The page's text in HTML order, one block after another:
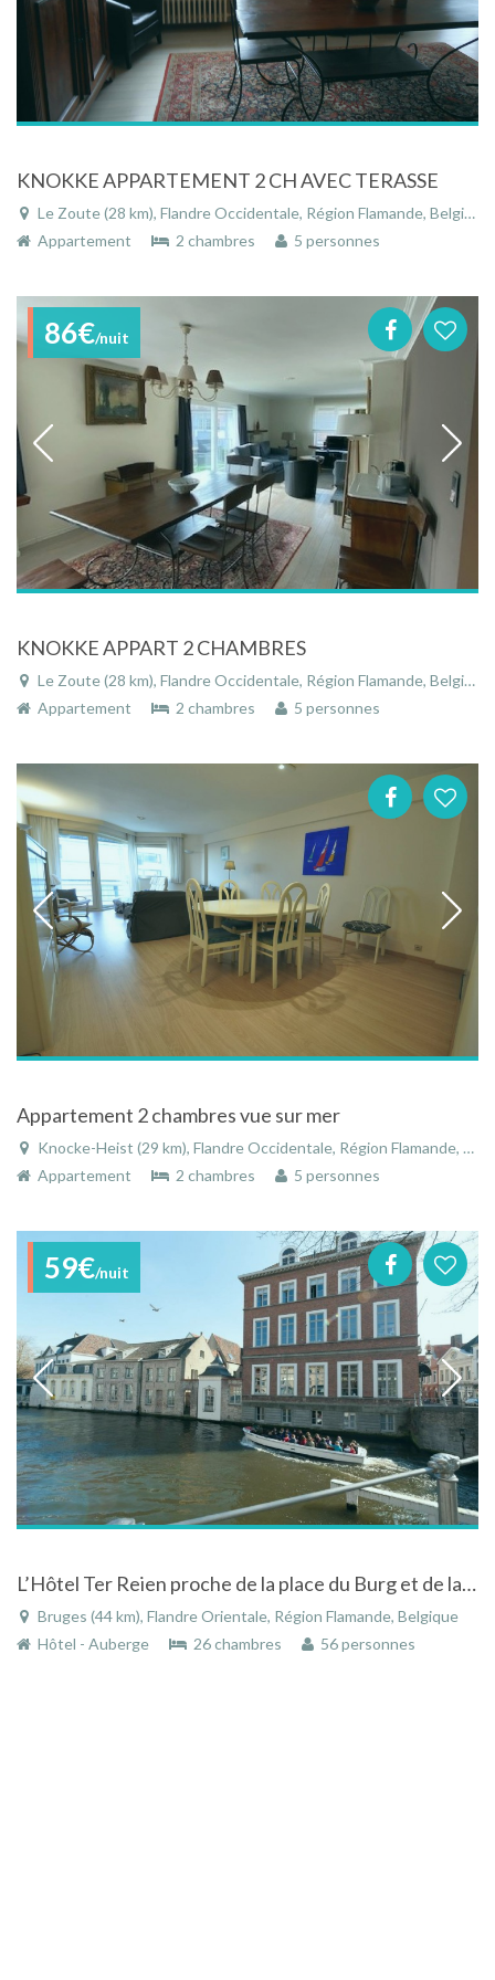
KNOKKE APPARTEMENT 2 CH AVEC TERASSE
Le Zoute (28 km), Flandre Occidentale, Région Flamande, Belgique
Appartement
2 chambres 5 personnes
86€/nuit
KNOKKE APPART 2 CHAMBRES
Le Zoute (28 km), Flandre Occidentale, Région Flamande, Belgique
Appartement
2 chambres 5 personnes
Appartement 2 chambres vue sur mer
Knocke-Heist (29 km), Flandre Occidentale, Région Flamande, Belgique
Appartement
2 chambres 5 personnes
59€/nuit
L’Hôtel Ter Reien proche de la place du Burg et de la Grand-Place à Bruges
Bruges (44 km), Flandre Orientale, Région Flamande, Belgique
Hôtel - Auberge
26 chambres 56 personnes